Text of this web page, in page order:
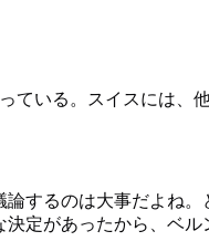
ている。スイスには、
するのは大事だよね。
定があったから、ベル